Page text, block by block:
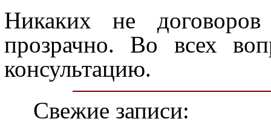
Никаких не
прозрачно. Во всех
консультацию.
Свежие записи: